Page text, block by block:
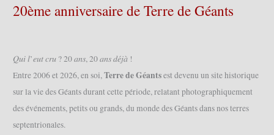
20ème anniversaire de Terre de Géants
𝑄𝑢𝑖 𝑙’𝑒𝑢𝑡 𝑐𝑟𝑢 ? 20 𝑎𝑛𝑠, 20 𝑎𝑛𝑠 𝑑𝑒́𝑗𝑎̀ !
Entre 2006 et 2026, en soi,Terre de Géantsest devenu un site historique
sur la vie des Géants durant cette période, relatant photographiquement
des événements, petits ou grands, du monde des Géants dans nos terres
septentrionales.